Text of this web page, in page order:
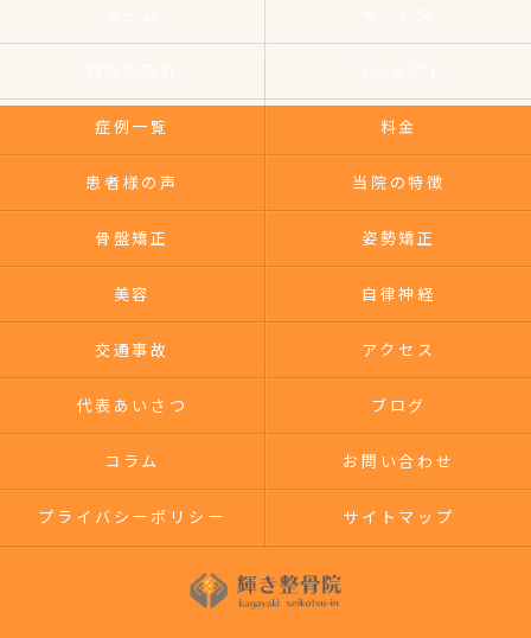
症例一覧 料金
患者様の声 当院の特徴
骨盤矯正 姿勢矯正
美容 自律神経
交通事故 アクセス
代表あいさつ ブログ
コラム お問い合わせ
プライバシーポリシー サイトマップ